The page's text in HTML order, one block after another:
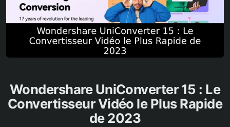
Wondershare UniConverter 15 : Le
Convertisseur Vidéo le Plus Rapide
de 2023